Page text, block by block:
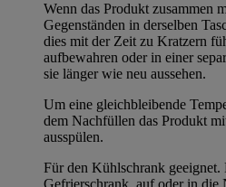
Wenn das Produkt zusammen
Gegenständen in derselben
dies mit der Zeit zu Kratzern
aufbewahren oder in einer
sie länger wie neu aussehen.
Um eine gleichbleibende
dem Nachfüllen das Produkt
ausspülen.
Für den Kühlschrank